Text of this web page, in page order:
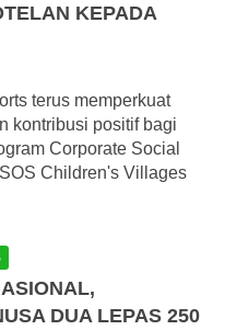
KEPADA
terus memperkuat
kontribusi positif bagi
Corporate Social
Children's Villages
DUA LEPAS 250